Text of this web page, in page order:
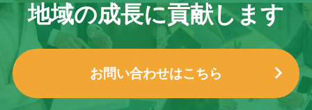
地域の成長に貢献します
お問い合わせはこちら